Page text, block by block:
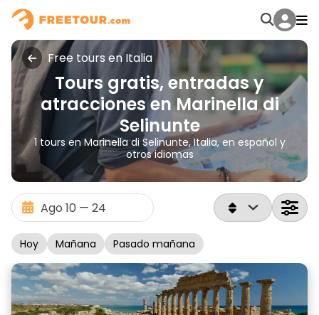
Free tours en Italia
Tours gratis, entradas y
atracciones en Marinella di
Selinunte
1 tours en Marinella di Selinunte, Italia, en español y
otros idiomas
Hoy Mañana Pasado mañana